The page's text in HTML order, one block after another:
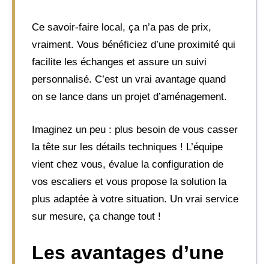
Ce savoir-faire local, ça n’a pas de prix,
vraiment. Vous bénéficiez d’une proximité qui
facilite les échanges et assure un suivi
personnalisé. C’est un vrai avantage quand
on se lance dans un projet d’aménagement.
Imaginez un peu : plus besoin de vous casser
la tête sur les détails techniques ! L’équipe
vient chez vous, évalue la configuration de
vos escaliers et vous propose la solution la
plus adaptée à votre situation. Un vrai service
sur mesure, ça change tout !
Les avantages d’une